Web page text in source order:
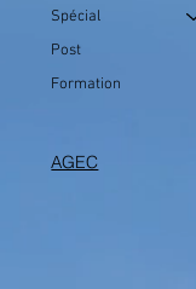
Spécial
Post
Formation
AGEC